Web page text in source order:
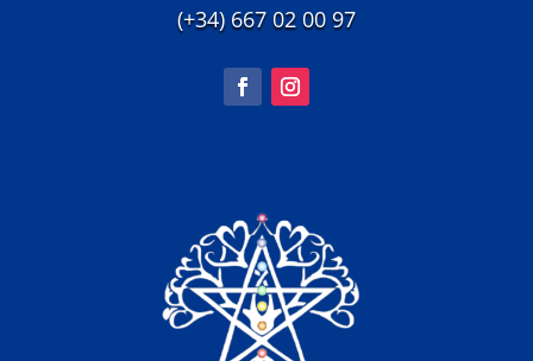
(+34) 667 02 00 97